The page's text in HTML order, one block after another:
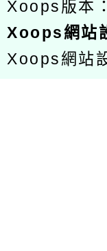
Xoops版本：
Xoops網站
Xoops網站